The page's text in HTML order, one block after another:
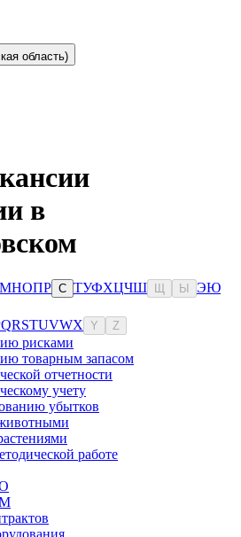
область)
в
МНОПР С ТУФХЦЧШ Ы ЭЮ
QRSTUVWX Y Z
рисками
товарным запасом
отчетности
учету
убытков
работе